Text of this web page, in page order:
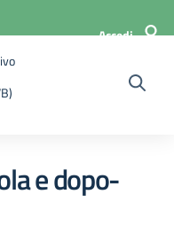
Accedi
e dopo-